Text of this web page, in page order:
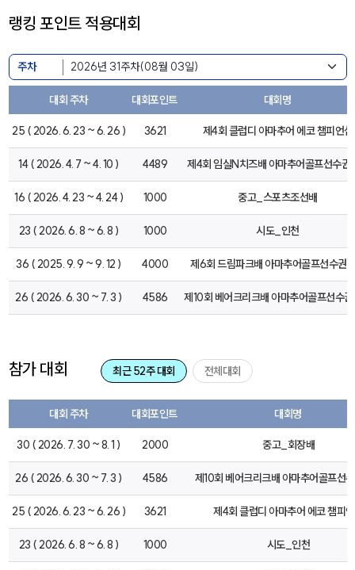
랭킹 포인트 적용대회
주차
대회 주차 대회포인트 대회명
25 ( 2026. 6. 23 ~ 6. 26 ) 3621 제4회 클럽디 아마추어 에코 챔피언십
14 ( 2026. 4. 7 ~ 4. 10 ) 4489 제4회 임실N치즈배 아마추어골프선수권
16 ( 2026. 4. 23 ~ 4. 24 ) 1000 중고_스포츠조선배
23 ( 2026. 6. 8 ~ 6. 8 ) 1000 시도_인천
36 ( 2025. 9. 9 ~ 9. 12 ) 4000 제6회 드림파크배 아마추어골프선수권
26 ( 2026. 6. 30 ~ 7. 3 ) 4586 제10회 베어크리크배 아마추어골프선수
참가 대회 최근 52주 대회 전체대회
대회 주차 대회포인트 대회명
30 ( 2026. 7. 30 ~ 8. 1 ) 2000 중고_회장배
26 ( 2026. 6. 30 ~ 7. 3 ) 4586 제10회 베어크리크배 아마추어골프선
25 ( 2026. 6. 23 ~ 6. 26 ) 3621 제4회 클럽디 아마추어 에코 챔피
23 ( 2026. 6. 8 ~ 6. 8 ) 1000 시도_인천